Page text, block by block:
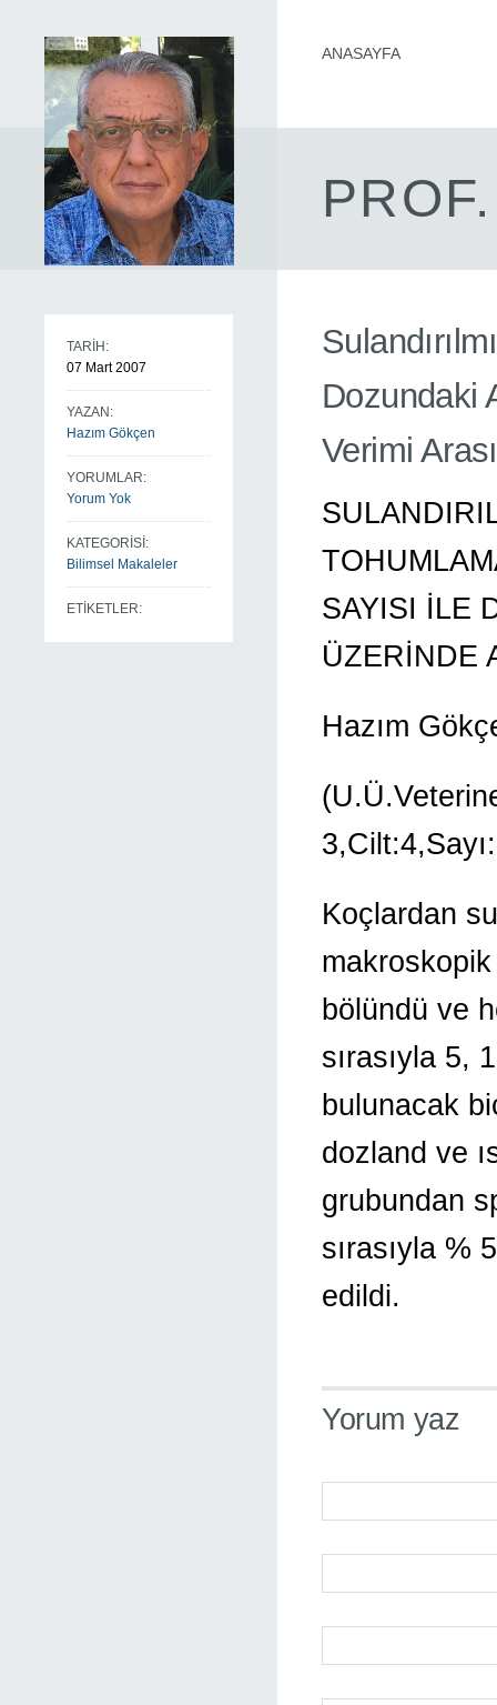
ANASAYFA
TARİH:
07 Mart 2007
YAZAN:
Hazım Gökçen
YORUMLAR:
Yorum Yok
KATEGORİSİ:
Bilimsel Makaleler
ETİKETLER:
Dozundaki
Verimi
SAYISI İLE
ÜZERİNDE
Hazım
Koçlardan
bölündü ve
sırasıyla 5,
bulunacak
dozland ve
grubundan
sırasıyla %
edildi.
Yorum yaz